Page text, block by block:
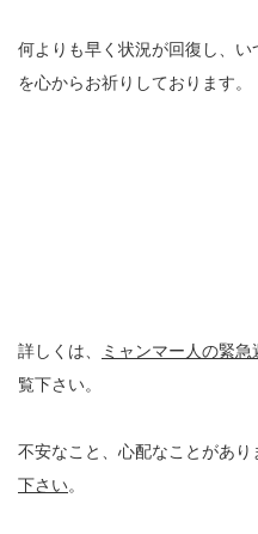
何よりも早く状況が回復し、
を心からお祈りしております。
詳しくは、 ミャンマー人の緊
覧下さい。
不安なこと、心配なことがあり
下さい。